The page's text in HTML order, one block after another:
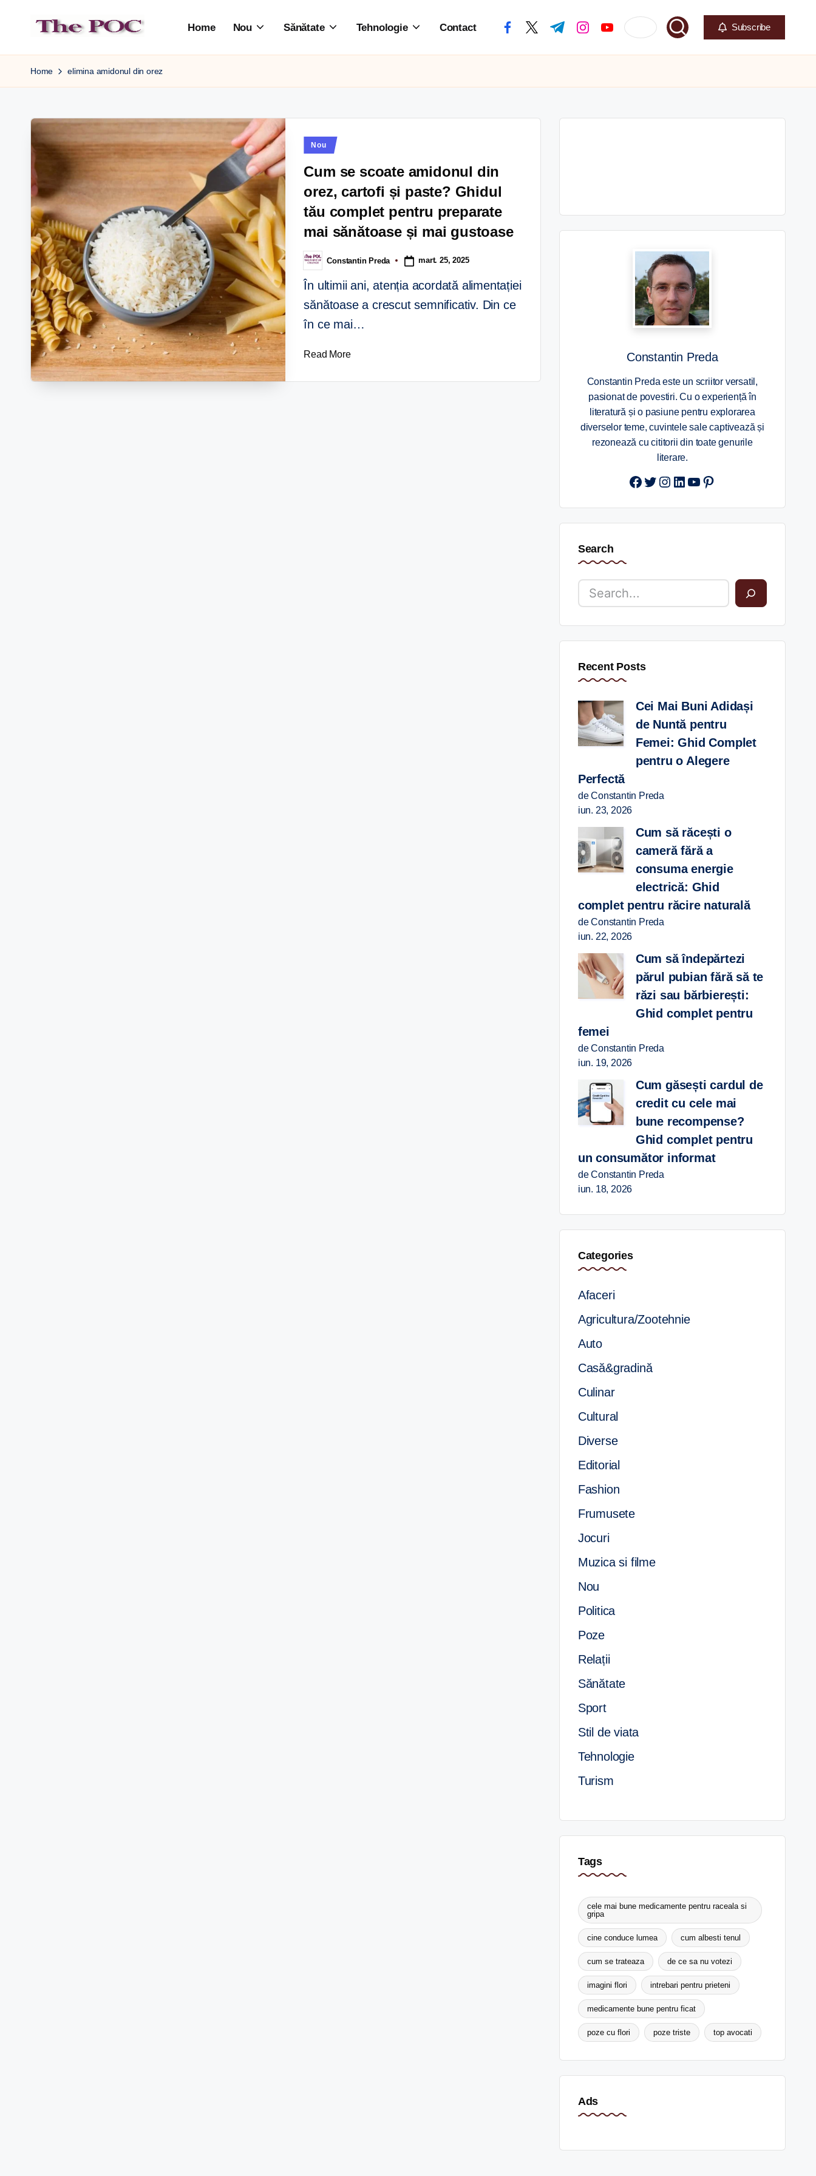
to
content
Home Nou Sănătate Tehnologie Contact Subscribe
Home elimina amidonul din orez
Nou
Cum se scoate amidonul din
orez, cartofi și paste? Ghidul
tău complet pentru preparate
mai sănătoase și mai gustoase
Constantin Preda mart. 25, 2025
În ultimii ani, atenția acordată alimentației
sănătoase a crescut semnificativ. Din ce
în ce mai…
Read More Constantin Preda
Constantin Preda este un scriitor versatil,
pasionat de povestiri. Cu o experiență în
literatură și o pasiune pentru explorarea
diverselor teme, cuvintele sale captivează și
rezonează cu cititorii din toate genurile
literare.
Twitter
Instagram
LinkedIn
YouTube
Pinterest
Search
Recent Posts
Cei Mai Buni Adidași
de Nuntă pentru
Femei: Ghid Complet
pentru o Alegere
Perfectă
de Constantin Preda
iun. 23, 2026
Cum să răcești o
cameră fără a
consuma energie
electrică: Ghid
complet pentru răcire naturală
de Constantin Preda
iun. 22, 2026
Cum să îndepărtezi
părul pubian fără să te
răzi sau bărbierești:
Ghid complet pentru
femei
de Constantin Preda
iun. 19, 2026
Cum găsești cardul de
credit cu cele mai
bune recompense?
Ghid complet pentru
un consumător informat
de Constantin Preda
iun. 18, 2026
Categories
Afaceri
Agricultura/Zootehnie
Auto
Casă&gradină
Culinar
Cultural
Diverse
Editorial
Fashion
Frumusete
Jocuri
Muzica si filme
Nou
Politica
Poze
Relații
Sănătate
Sport
Stil de viata
Tehnologie
Turism
Tags
cele mai bune medicamente pentru raceala si
gripa
cine conduce lumea cum albesti tenul
cum se trateaza de ce sa nu votezi
imagini flori intrebari pentru prieteni
medicamente bune pentru ficat
poze cu flori poze triste top avocati
Ads